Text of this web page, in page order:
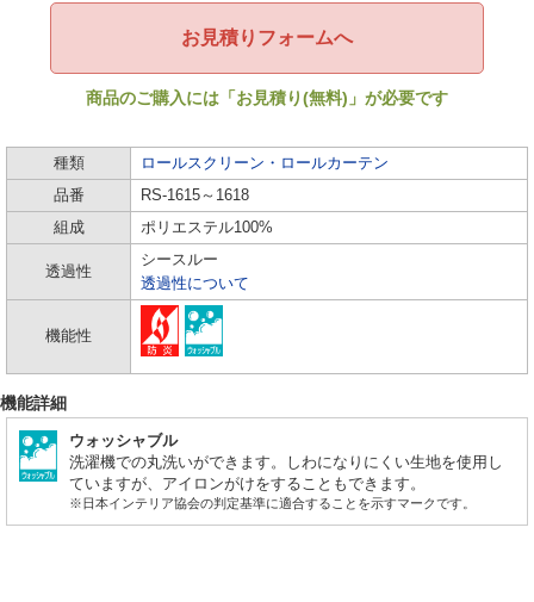
種類
ロールスクリーン・ロールカーテン
品番
RS-1615～1618
組成
ポリエステル100%
透過性
シースルー
透過性について
機能性
お見積りフォームへ
商品のご購入には「お見積り(無料)」が必要です
機能詳細
ウォッシャブル
洗濯機での丸洗いができます。しわになりにくい生地を使用し
ていますが、アイロンがけをすることもできます。
※日本インテリア協会の判定基準に適合することを示すマークです。